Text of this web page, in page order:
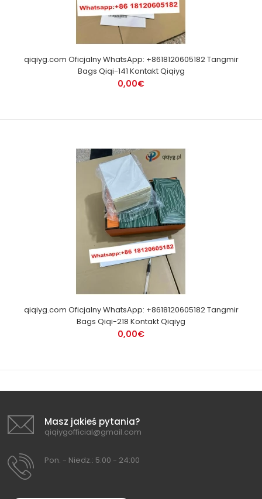
qiqiyg.com Oficjalny WhatsApp: +8618120605182 Tangmir
Bags Qiqi-141 Kontakt Qiqiyg
0,00€
qiqiyg.com Oficjalny WhatsApp: +8618120605182 Tangmir
Bags Qiqi-218 Kontakt Qiqiyg
0,00€
Masz jakieś pytania?
qiqiygofficial@gmail.com
Pon. - Niedz.: 5:00 - 24:00